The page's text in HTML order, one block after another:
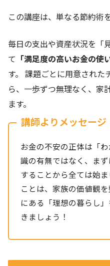
この講座は、単なる節約術
毎日の支出や資産状況を「
て 「満足度の高いお金の使
す。 課題ごとに用意された
ら、一歩ずつ無理なく、家
ます。
講師よりメッセージ
お金の不安の正体は「
識の有無ではなく、ま
することから全ては始
ことは、家族の価値観
にある「理想の暮らし
きましょう！